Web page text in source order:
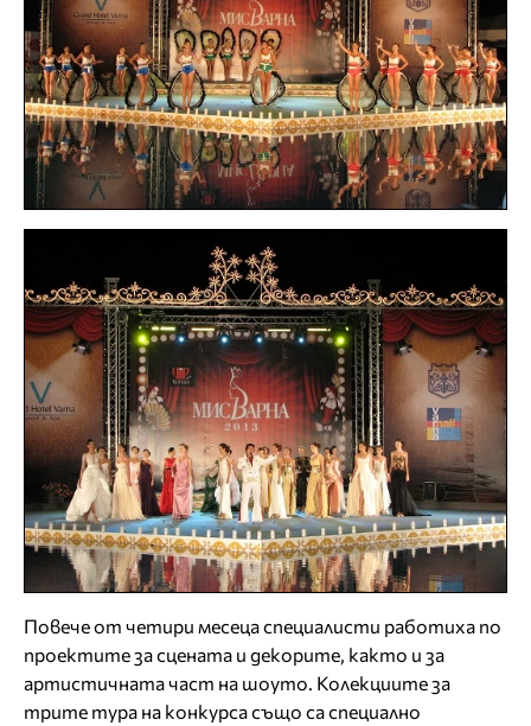
Повече от четири месеца специалисти работиха по
проектите за сцената и декорите, както и за
артистичната част на шоуто. Колекциите за
трите тура на конкурса също са специално